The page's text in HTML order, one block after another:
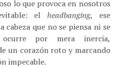
lo que provoca en nosotros
el headbanging, ese
que no se piensa ni se
ocurre por mera inercia,
un corazón roto y marcando
impecable.